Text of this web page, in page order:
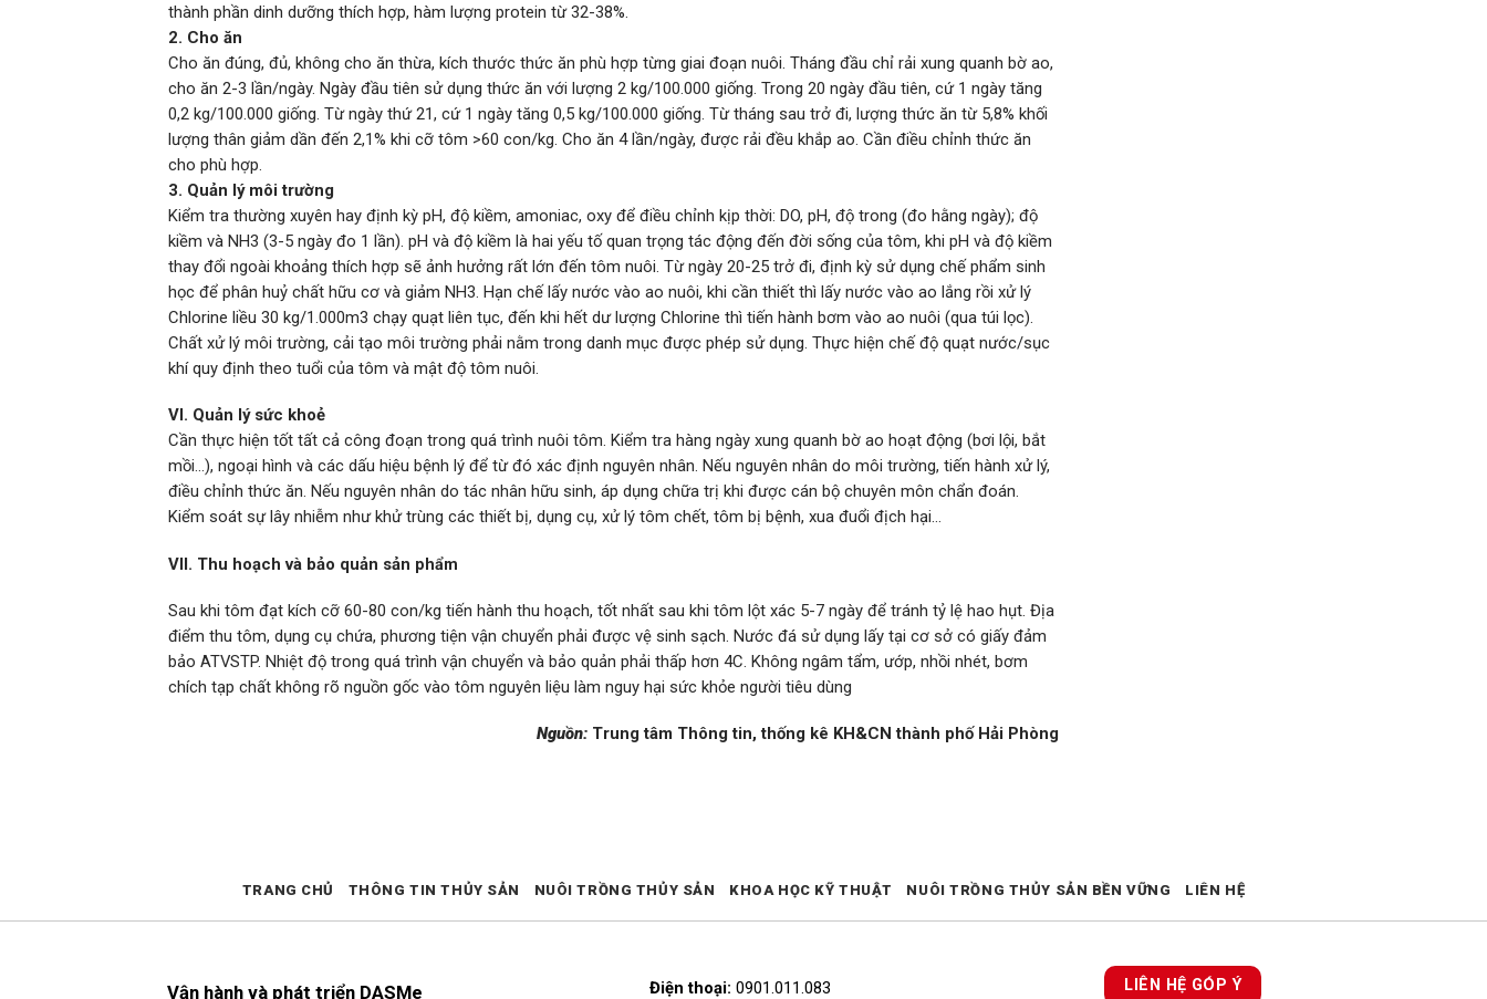
thành phần dinh dưỡng thích hợp, hàm lượng protein từ 32-38%.
2. Cho ăn
Cho ăn đúng, đủ, không cho ăn thừa, kích thước thức ăn phù hợp từng giai đoạn nuôi. Tháng đầu chỉ rải xung quanh bờ ao,
cho ăn 2-3 lần/ngày. Ngày đầu tiên sử dụng thức ăn với lượng 2 kg/100.000 giống. Trong 20 ngày đầu tiên, cứ 1 ngày tăng
0,2 kg/100.000 giống. Từ ngày thứ 21, cứ 1 ngày tăng 0,5 kg/100.000 giống. Từ tháng sau trở đi, lượng thức ăn từ 5,8% khối
lượng thân giảm dần đến 2,1% khi cỡ tôm >60 con/kg. Cho ăn 4 lần/ngày, được rải đều khắp ao. Cần điều chỉnh thức ăn
cho phù hợp.
3. Quản lý môi trường
Kiểm tra thường xuyên hay định kỳ pH, độ kiềm, amoniac, oxy để điều chỉnh kịp thời: DO, pH, độ trong (đo hằng ngày); độ
kiềm và NH3 (3-5 ngày đo 1 lần). pH và độ kiềm là hai yếu tố quan trọng tác động đến đời sống của tôm, khi pH và độ kiềm
thay đổi ngoài khoảng thích hợp sẽ ảnh hưởng rất lớn đến tôm nuôi. Từ ngày 20-25 trở đi, định kỳ sử dụng chế phẩm sinh
học để phân huỷ chất hữu cơ và giảm NH3. Hạn chế lấy nước vào ao nuôi, khi cần thiết thì lấy nước vào ao lắng rồi xử lý
Chlorine liều 30 kg/1.000m3 chạy quạt liên tục, đến khi hết dư lượng Chlorine thì tiến hành bơm vào ao nuôi (qua túi lọc).
Chất xử lý môi trường, cải tạo môi trường phải nằm trong danh mục được phép sử dụng. Thực hiện chế độ quạt nước/sục
khí quy định theo tuổi của tôm và mật độ tôm nuôi.
VI. Quản lý sức khoẻ
Cần thực hiện tốt tất cả công đoạn trong quá trình nuôi tôm. Kiểm tra hàng ngày xung quanh bờ ao hoạt động (bơi lội, bắt
mồi…), ngoại hình và các dấu hiệu bệnh lý để từ đó xác định nguyên nhân. Nếu nguyên nhân do môi trường, tiến hành xử lý,
điều chỉnh thức ăn. Nếu nguyên nhân do tác nhân hữu sinh, áp dụng chữa trị khi được cán bộ chuyên môn chẩn đoán.
Kiểm soát sự lây nhiễm như khử trùng các thiết bị, dụng cụ, xử lý tôm chết, tôm bị bệnh, xua đuổi địch hại…
VII. Thu hoạch và bảo quản sản phẩm
Sau khi tôm đạt kích cỡ 60-80 con/kg tiến hành thu hoạch, tốt nhất sau khi tôm lột xác 5-7 ngày để tránh tỷ lệ hao hụt. Địa
điểm thu tôm, dụng cụ chứa, phương tiện vận chuyển phải được vệ sinh sạch. Nước đá sử dụng lấy tại cơ sở có giấy đảm
bảo ATVSTP. Nhiệt độ trong quá trình vận chuyển và bảo quản phải thấp hơn 4C. Không ngâm tẩm, ướp, nhồi nhét, bơm
chích tạp chất không rõ nguồn gốc vào tôm nguyên liệu làm nguy hại sức khỏe người tiêu dùng
Nguồn: Trung tâm Thông tin, thống kê KH&CN thành phố Hải Phòng
Vận hành và phát triển DASMe Điện thoại: 0901.011.083 LIÊN HỆ GÓP Ý
TRANG CHỦ THÔNG TIN THỦY SẢN NUÔI TRỒNG THỦY SẢN KHOA HỌC KỸ THUẬT NUÔI TRỒNG THỦY SẢN BỀN VỮNG LIÊN HỆ